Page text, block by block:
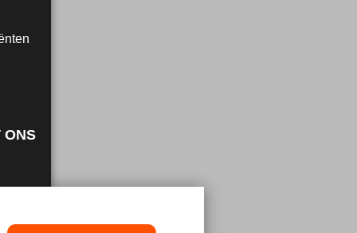
ONS